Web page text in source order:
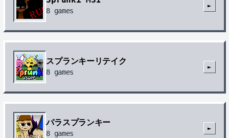
8 games
►
スプランキーリテイク
8 games
►
パラスプランキー
8 games
►